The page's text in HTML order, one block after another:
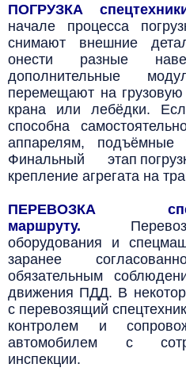
ПОГРУЗКА
начале процесса
снимают внешние
онести разные
дополнительные
перемещают на
крана или лебёдки.
способна
аппарелям, подъёмные
Финальный этап
крепление агрегата на
ПЕРЕВОЗКА
маршруту.
оборудования и
заранее
обязательным
движения ПДД. В
с перевозящий
контролем и
автомобилем с
инспекции.